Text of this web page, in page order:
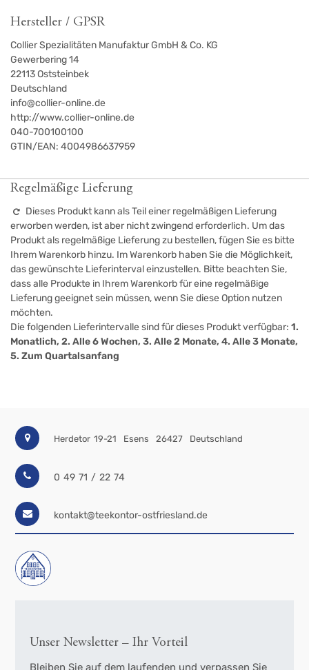
Hersteller / GPSR
Collier Spezialitäten Manufaktur GmbH & Co. KG
Gewerbering 14
22113Oststeinbek
Deutschland
info@collier-online.de
http://www.collier-online.de
040-700100100
GTIN/EAN: 4004986637959
Regelmäßige Lieferung
Dieses Produkt kann als Teil einer regelmäßigen Lieferung
erworben werden, ist aber nicht zwingend erforderlich. Um das
Produkt als regelmäßige Lieferung zu bestellen, fügen Sie es bitte
Ihrem Warenkorb hinzu. Im Warenkorb haben Sie die Möglichkeit,
das gewünschte Lieferinterval einzustellen. Bitte beachten Sie,
dass alle Produkte in Ihrem Warenkorb für eine regelmäßige
Lieferung geeignet sein müssen, wenn Sie diese Option nutzen
möchten.
Die folgenden Lieferintervalle sind für dieses Produkt verfügbar: 1.
Monatlich, 2. Alle 6 Wochen, 3. Alle 2 Monate, 4. Alle 3 Monate,
5. Zum Quartalsanfang
Herdetor 19-21 Esens 26427 Deutschland
0 49 71 / 22 74
kontakt@teekontor-ostfriesland.de
Unser Newsletter – Ihr Vorteil
Bleiben Sie auf dem laufenden und verpassen Sie